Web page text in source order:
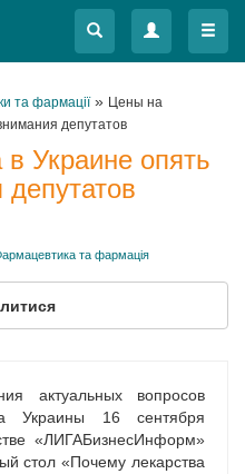
Меню
Меню
та фармації» Цены на
депутатов
Украине опять
та фармація
актуальных вопросов
Украины 16 сентября
«ЛИГАБизнес­Информ»
стол «Почему лекарства